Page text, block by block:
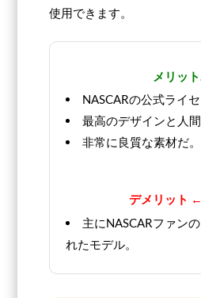
使用できます。
メリッ
NASCARの公式ライ
最高のデザインと人間
非常に良質な素材だ。
デメリット
主にNASCARファン
れたモデル。